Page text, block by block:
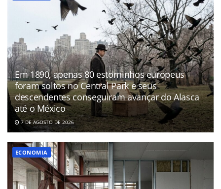
Em 1890, apenas 80 estorninhos europeus
foram soltos no Central Park e seus
descendentes conseguiram avançar do Alasca
até o México
7 DE AGOSTO DE 2026
ECONOMIA